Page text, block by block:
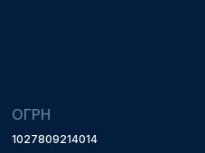
ОГРН
1027809214014